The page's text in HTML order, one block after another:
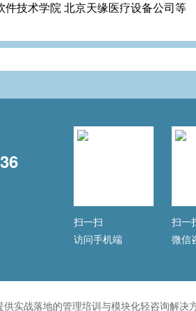
技术学院 北京天缘医疗设备公司等
扫一扫
访问手机端
扫一
微信
实战落地的管理培训与模块化轻咨询解决